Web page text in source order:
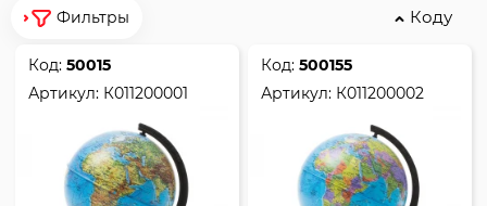
Фильтры Коду
Код:50015
Артикул: К011200001
Код:500155
Артикул: К011200002